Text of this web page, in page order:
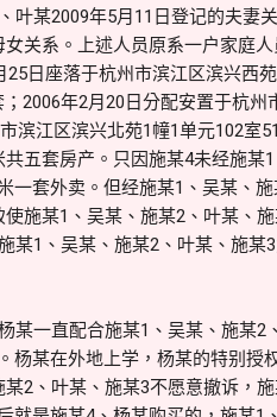
叶某2009年5月11日登记的夫妻
关系。上述人员原系一户家庭
日座落于杭州市滨江区滨兴西
2006年2月20日分配安置于杭
滨江区滨兴北苑1幢1单元102室
五套房产。只因施某4未经施
一套外卖。但经施某1、吴某、
施某1、吴某、施某2、叶某、
某1、吴某、施某2、叶某、施
某一直配合施某1、吴某、施某
杨某在外地上学，杨某的特别
2、叶某、施某3不愿意撤诉，